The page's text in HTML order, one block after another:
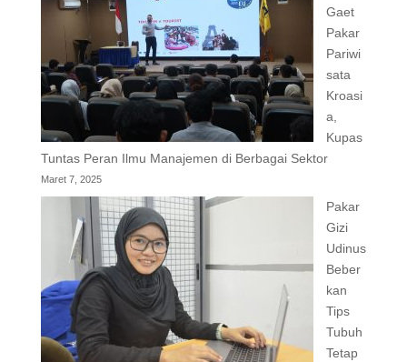
Gaet
Pakar
Pariwi
sata
Kroasi
a,
Kupas
Tuntas Peran Ilmu Manajemen di Berbagai Sektor
Maret 7, 2025
Pakar
Gizi
Udinus
Beber
kan
Tips
Tubuh
Tetap